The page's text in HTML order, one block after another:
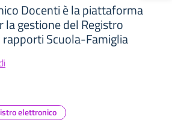
Docenti è la piattaforma
la gestione del Registro
Scuola-Famiglia
elettronico